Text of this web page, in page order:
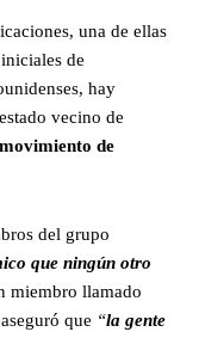
una de ellas
de
hay
vecino de
de
del grupo
que ningún otro
miembro llamado
que “la gente